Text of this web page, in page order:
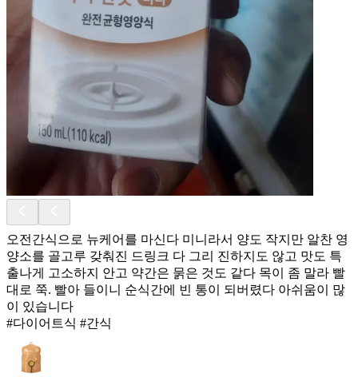
오전간식으로 뉴케어를 마신다 미니라서 양도 작지만 알찬 영
양소를 골고루 갖춰진 드링크 다 그리 진하지도 않고 맛도 특
출나게 고소하지 안고 약간은 묽은 것도 같다 목이 좀 말라 빨
대로 쭉. 빨아 들이니 순식간에 빈 통이 되버렸다 아쉬움이 많
이 있습니다
#다이어트식 #간식